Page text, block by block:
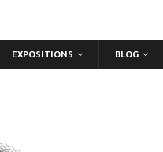
EXPOSITIONS BLOG